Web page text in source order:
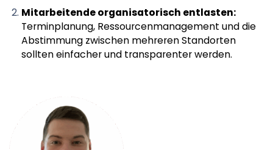
Mitarbeitende organisatorisch entlasten:
Terminplanung, Ressourcenmanagement und die
Abstimmung zwischen mehreren Standorten
sollten einfacher und transparenter werden.